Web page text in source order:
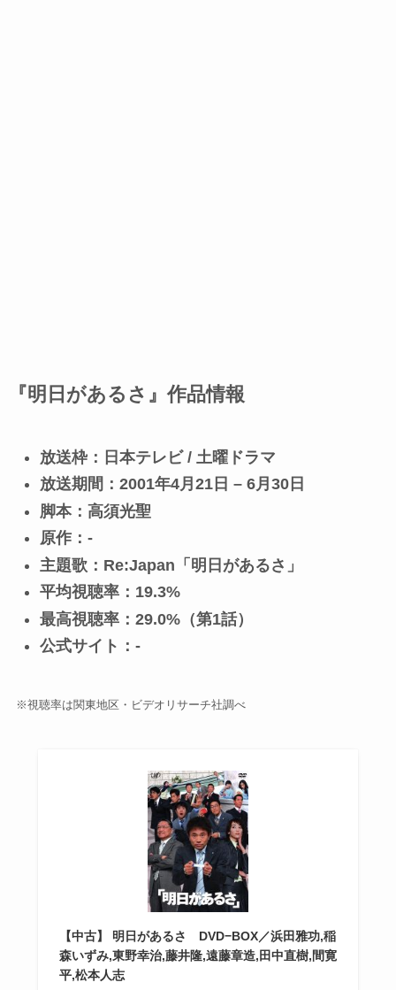
『明日があるさ』作品情報
放送枠：日本テレビ / 土曜ドラマ
放送期間：2001年4月21日 – 6月30日
脚本：高須光聖
原作：-
主題歌：Re:Japan「明日があるさ」
平均視聴率：19.3%
最高視聴率：29.0%（第1話）
公式サイト：-
※視聴率は関東地区・ビデオリサーチ社調べ
【中古】 明日があるさ DVD−BOX／浜田雅功,稲
森いずみ,東野幸治,藤井隆,遠藤章造,田中直樹,間寛
平,松本人志